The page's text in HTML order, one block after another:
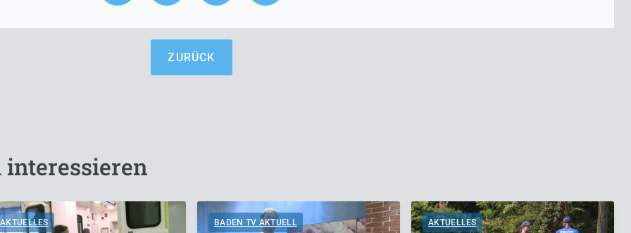
ZURÜCK
interessieren
AKTUELLES BADEN TV AKTUELL AKTUELLES